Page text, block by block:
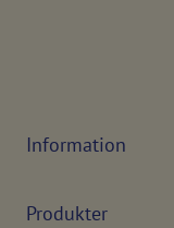
Information
Produkter